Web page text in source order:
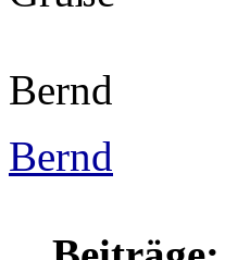
Bernd
Bernd